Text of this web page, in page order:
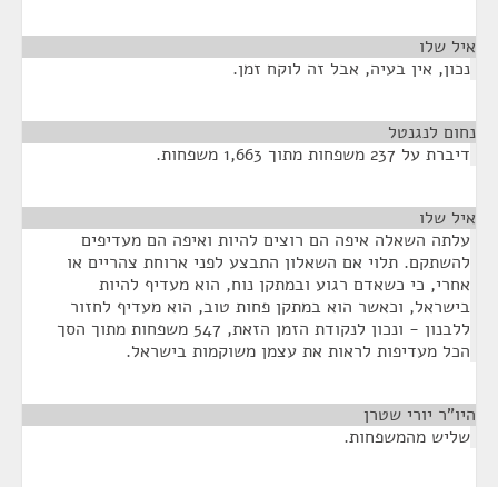
איל שלו
נכון, אין בעיה, אבל זה לוקח זמן.
נחום לנגנטל
דיברת על 237 משפחות מתוך 1,663 משפחות.
איל שלו
עלתה השאלה איפה הם רוצים להיות ואיפה הם מעדיפים
להשתקם. תלוי אם השאלון התבצע לפני ארוחת צהריים או
אחרי, כי כשאדם רגוע ובמתקן נוח, הוא מעדיף להיות
בישראל, וכאשר הוא במתקן פחות טוב, הוא מעדיף לחזור
ללבנון - ונכון לנקודת הזמן הזאת, 547 משפחות מתוך הסך
הכל מעדיפות לראות את עצמן משוקמות בישראל.
היו"ר יורי שטרן
שליש מהמשפחות.